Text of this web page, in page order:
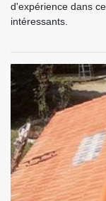
d'expérience dans
intéressants.